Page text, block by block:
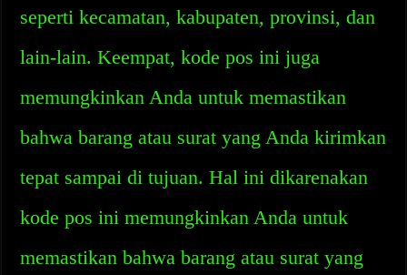
seperti kecamatan, kabupaten, provinsi, dan
lain-lain. Keempat, kode pos ini juga
memungkinkan Anda untuk memastikan
bahwa barang atau surat yang Anda kirimkan
tepat sampai di tujuan. Hal ini dikarenakan
kode pos ini memungkinkan Anda untuk
memastikan bahwa barang atau surat yang